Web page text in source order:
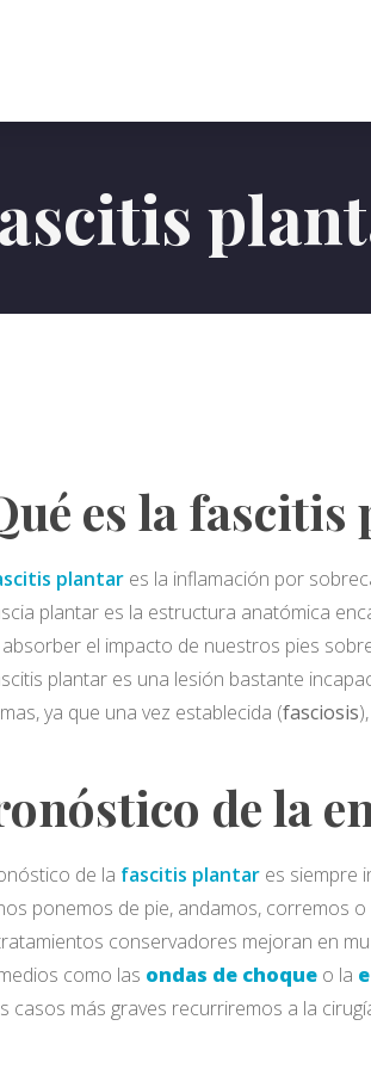
de herramientas
es la
plantar es la inflamación por
plantar es la estructura anatómica
el impacto de nuestros pies
plantar es una lesión bastante
ya que una vez establecida (fasciosis
de la
de la fascitis plantar es siempre
ponemos de pie, andamos, corremos
conservadores mejoran en
como las ondas de choque o la
casos más graves recurriremos a la